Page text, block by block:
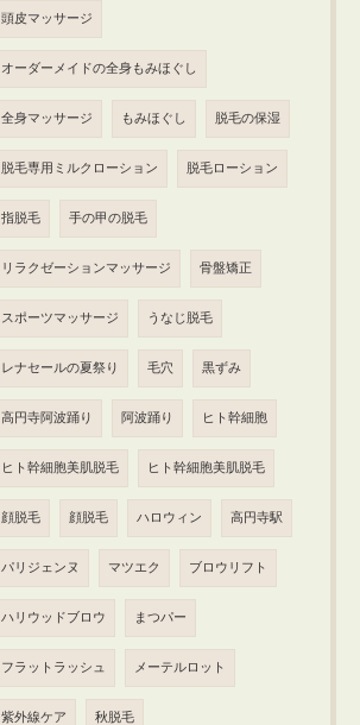
頭皮マッサージ
オーダーメイドの全身もみほぐし
全身マッサージ もみほぐし 脱毛の保湿
脱毛専用ミルクローション 脱毛ローション
指脱毛 手の甲の脱毛
リラクゼーションマッサージ 骨盤矯正
スポーツマッサージ うなじ脱毛
レナセールの夏祭り 毛穴 黒ずみ
高円寺阿波踊り 阿波踊り ヒト幹細胞
ヒト幹細胞美肌脱毛 ヒト幹細胞美肌脱毛
顔脱毛 顔脱毛 ハロウィン 高円寺駅
パリジェンヌ マツエク ブロウリフト
ハリウッドブロウ まつパー
フラットラッシュ メーテルロット
紫外線ケア 秋脱毛